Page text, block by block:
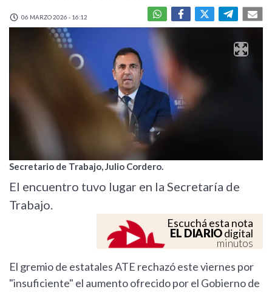
06 MARZO 2026 - 16:12
Secretario de Trabajo, Julio Cordero.
El encuentro tuvo lugar en la Secretaría de
Trabajo.
Escuchá esta nota
EL DIARIOdigital
minutos
El gremio de estatales ATE rechazó este viernes por
"insuficiente" el aumento ofrecido por el Gobierno de